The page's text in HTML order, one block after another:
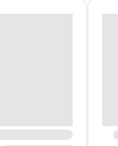
داستان‌های کتاب